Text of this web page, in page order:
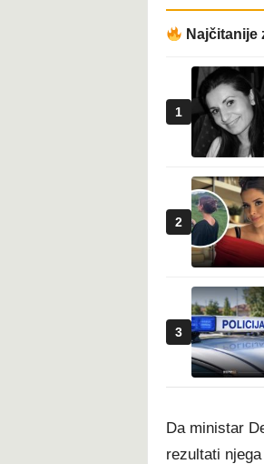
Najčitanije
1
2
3
Da ministar
rezultati